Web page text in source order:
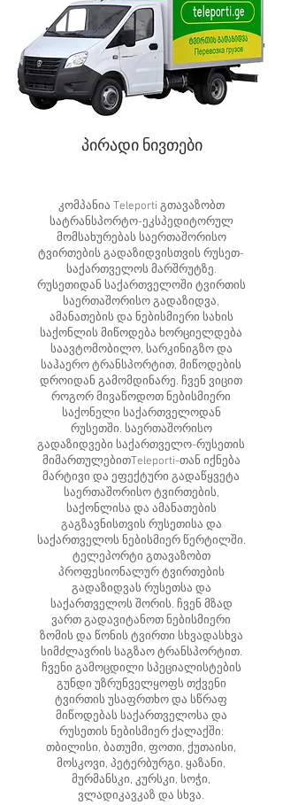
პირადი ნივთები
კომპანია Teleporti გთავაზობთ
სატრანსპორტო-ეკსპედიტორულ
მომსახურებას საერთაშორისო
ტვირთების გადაზიდვისთვის რუსეთ-
საქართველოს მარშრუტზე.
რუსეთიდან საქართველოში ტვირთის
საერთაშორისო გადაზიდვა,
ამანათების და ნებისმიერი სახის
საქონლის მიწოდება ხორციელდება
საავტომობილო, სარკინიგზო და
საჰაერო ტრანსპორტით, მიწოდების
დროიდან გამომდინარე. ჩვენ ვიცით
როგორ მივაწოდოთ ნებისმიერი
საქონელი საქართველოდან
რუსეთში. საერთაშორისო
გადაზიდვები საქართველო-რუსეთის
მიმართულებითTeleporti-თან იქნება
მარტივი და ეფექტური გადაწყვეტა
საერთაშორისო ტვირთების,
საქონლისა და ამანათების
გაგზავნისთვის რუსეთისა და
საქართველოს ნებისმიერ წერტილში.
ტელეპორტი გთავაზობთ
პროფესიონალურ ტვირთების
გადაზიდვას რუსეთსა და
საქართველოს შორის. ჩვენ მზად
ვართ გადავიტანოთ ნებისმიერი
ზომის და წონის ტვირთი სხვადასხვა
სიმძლავრის საგზაო ტრანსპორტით.
ჩვენი გამოცდილი სპეციალისტების
გუნდი უზრუნველყოფს თქვენი
ტვირთის უსაფრთხო და სწრაფ
მიწოდებას საქართველოსა და
რუსეთის ნებისმიერ ქალაქში:
თბილისი, ბათუმი, ფოთი, ქუთაისი,
მოსკოვი, პეტერბურგი, ყაზანი,
მურმანსკი, კურსკი, სოჭი,
ვლადიკავკაზ და სხვა.